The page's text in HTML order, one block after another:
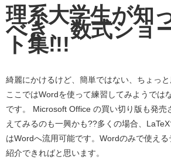
理系大学生が知
べき、数式ショ
ト集!!!
綺麗にかけるけど、簡単ではない、ちょっ
ここではWordを使って練習してみようでは
です。 Microsoft Office の買い切り版も発売
えてみるのも一興かも??多くの場合、
はWordへ流用可能です。Wordのみで使え
紹介できればと思います。